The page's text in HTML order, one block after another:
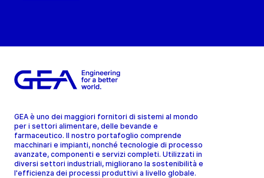
GEA è uno dei maggiori fornitori di sistemi al mondo
per i settori alimentare, delle bevande e
farmaceutico. Il nostro portafoglio comprende
macchinari e impianti, nonché tecnologie di processo
avanzate, componenti e servizi completi. Utilizzati in
diversi settori industriali, migliorano la sostenibilità e
l'efficienza dei processi produttivi a livello globale.